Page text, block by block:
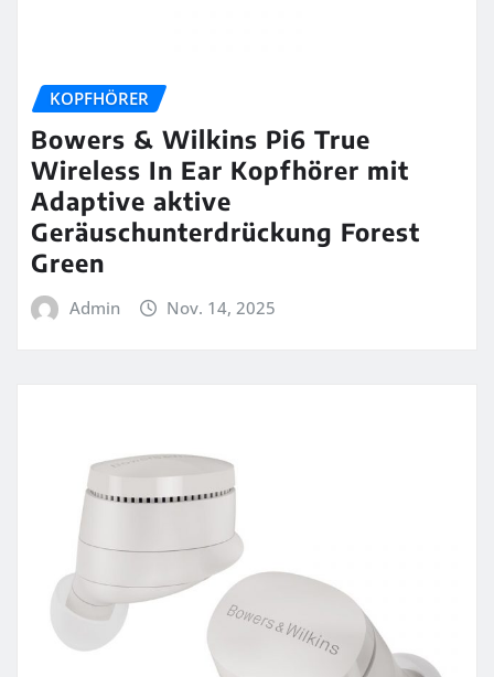
KOPFHÖRER
Bowers & Wilkins Pi6 True
Wireless In Ear Kopfhörer mit
Adaptive aktive
Geräuschunterdrückung Forest
Green
Admin Nov. 14, 2025